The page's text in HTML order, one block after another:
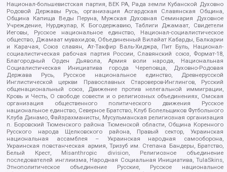
Национал-большевистская партия, ВЕК РА, Рада земли Кубанской Духовно
Родовой Державы Русь, организация Асгардская Славянская Община,
Община Капища Веды Перуна, Мужская Духовная Семинария Духовное
Учреждение, Нурджулар, К Богодержавию, Таблиги Джамаат, Свидетели
Иеговы, Русское национальное единство, Национал-социалистическое
общество, Джамаат мувахидов, Объединенный Вилайат Кабарды, Балкарии
и Карачая, Союз славян, Ат-Такфир Валь-Хиджра, Пит Буль, Национал-
социалистическая рабочая партия России, Славянский союз, Формат-18,
Благородный Орден Дьявола, Армия воли народа, Национальная
Социалистическая Инициатива города Череповца, Духовно-Родовая
Держава Русь, Русское национальное единство, Древнерусской
Инглистической церкви Православных Староверов-Инглингов, Русский
общенациональный союз, Движение против нелегальной иммиграции,
Кровь и Честь, О свободе совести и о религиозных объединениях, Омская
организация общественного политического движения Русское
национальное единство, Северное Братство, Клуб Болельщиков Футбольного
Клуба Динамо, Файзрахманисты, Мусульманская религиозная организация
п. Боровский Тюменского района Тюменской области, Община Коренного
Русского народа Щелковского района, Правый сектор, Украинская
национальная ассамблея – Украинская народная самооборона,
Украинская повстанческая армия, Тризуб им. Степана Бандеры, Братство,
Белый Крест, Misanthropic division, Религиозное объединение
последователей инглиизма, Народная Социальная Инициатива, TulaSkins,
Этнополитическое объединение Русские, Русское национальное